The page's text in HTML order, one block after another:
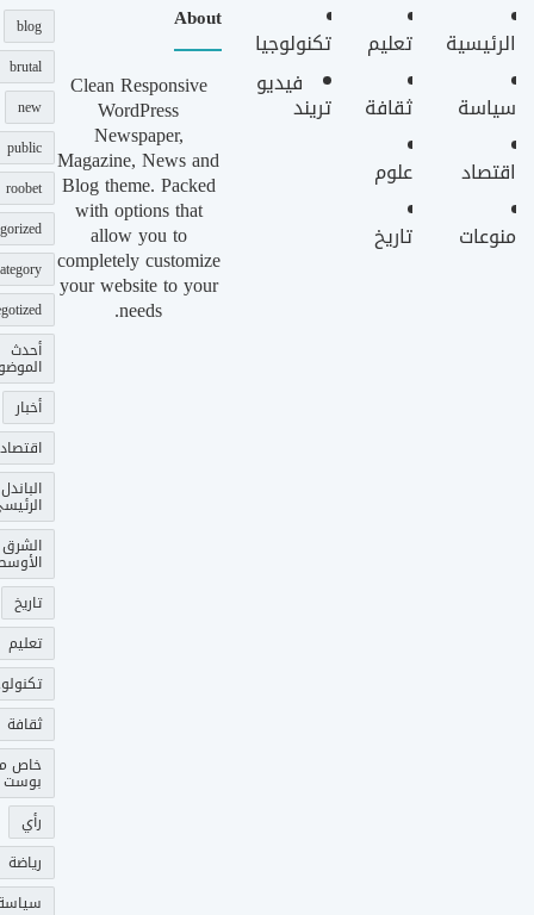
الرئيسية
سياسة
اقتصاد
منوعات
تعليم
ثقافة
علوم
تاريخ
تكنولوجيا
فيديو
تريند
About
Clean Responsive
WordPress
Newspaper,
Magazine, News and
Blog theme. Packed
with options that
allow you to
completely customize
your website to your
needs.
blog
brutal
new
public
roobet
أحدث
أخبار
اقتصاد
الباندل
الشرق
تاريخ
تعليم
ثقافة
خاص
بوست
رأي
رياضة